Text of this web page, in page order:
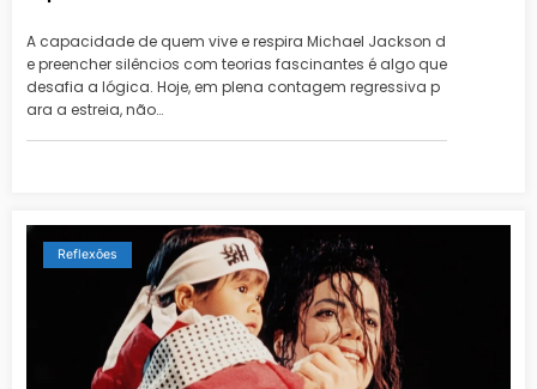
A capacidade de quem vive e respira Michael Jackson d
e preencher silêncios com teorias fascinantes é algo que
desafia a lógica. Hoje, em plena contagem regressiva p
ara a estreia, não…
Reflexões